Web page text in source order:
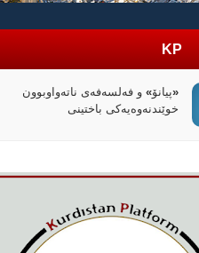
KP
سیاسەتی خۆتەعریبکردن لە باشووری
کوردستان